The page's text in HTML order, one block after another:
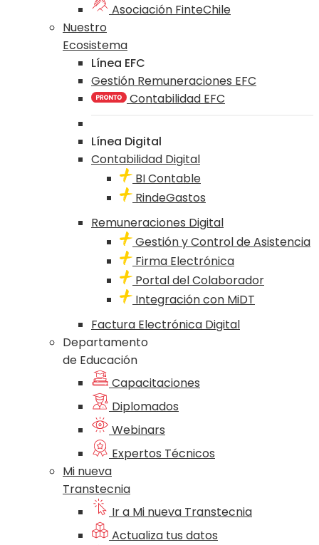
Asociación FinteChile
Nuestro
Ecosistema
Línea EFC
Gestión Remuneraciones EFC
Contabilidad EFC
Línea Digital
Contabilidad Digital
BI Contable
RindeGastos
Remuneraciones Digital
Gestión y Control de Asistencia
Firma Electrónica
Portal del Colaborador
Integración con MiDT
Factura Electrónica Digital
Departamento
de Educación
Capacitaciones
Diplomados
Webinars
Expertos Técnicos
Mi nueva
Transtecnia
Ir a Mi nueva Transtecnia
Actualiza tus datos